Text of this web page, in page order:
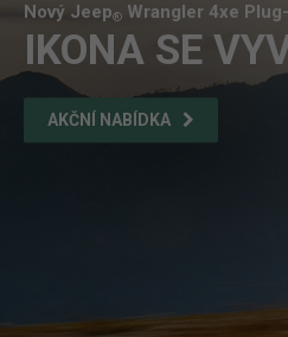
Nový Jeep® Wrangler 4xe
IKONA SE
AKČNÍ NABÍDKA